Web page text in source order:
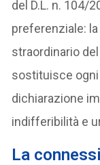
del D.L. n. 104/
preferenziale:
straordinario
sostituisce
dichiarazione
indifferibilità e
La